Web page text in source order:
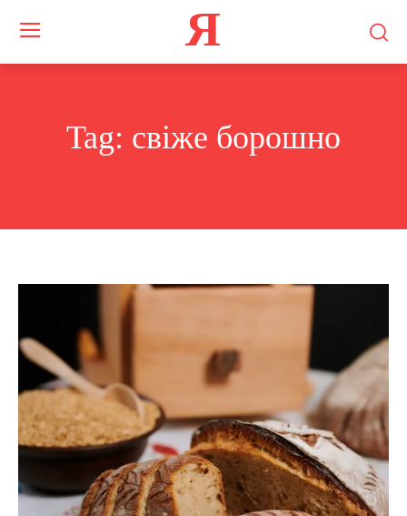
Я
Tag: свіже борошно